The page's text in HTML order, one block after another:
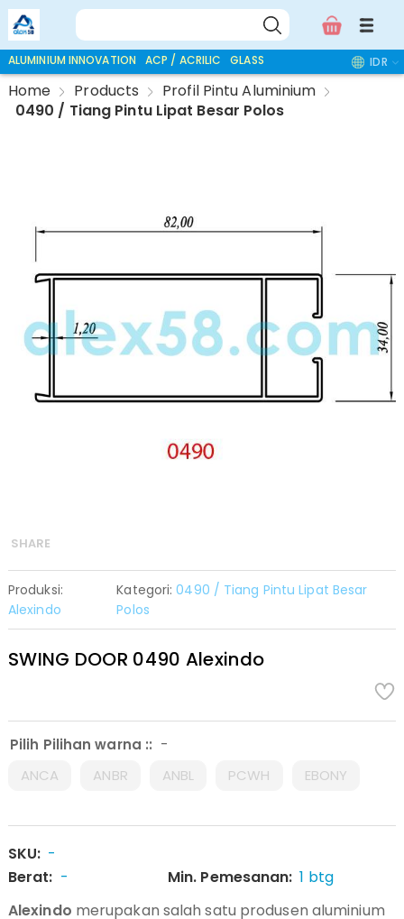
ALUMINIUM INNOVATION ACP / ACRILIC GLASS ACCESSORIES IDR
Home Products
Profil Pintu Aluminium
0490 / Tiang Pintu Lipat Besar Polos
SHARE
Produksi:
Alexindo
Kategori:0490 / Tiang Pintu Lipat Besar
Polos
SWING DOOR 0490 Alexindo
Pilih Pilihan warna :: -
ANCA ANBR ANBL PCWH EBONY
SKU: -
Berat: - Min. Pemesanan: 1 btg
Alexindo merupakan salah satu produsen aluminium